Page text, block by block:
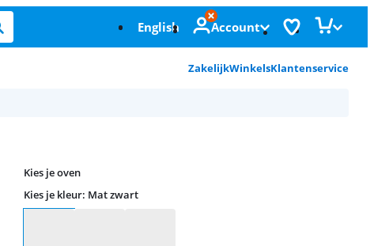
English Account
ZakelijkWinkelsKlantenservice
Kies je oven
Kies je kleur: Mat zwart